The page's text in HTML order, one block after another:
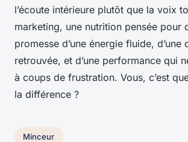
l’écoute intérieure plutôt que la voix
marketing, une nutrition pensée pour
promesse d’une énergie fluide, d’une
retrouvée, et d’une performance qui
à coups de frustration. Vous, c’est
la différence ?
Minceur